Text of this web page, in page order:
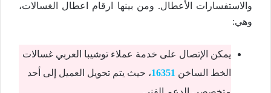
والاستفسارات الأعطال. ومن بينها ارقام اعطال الغسالات،
وهي:
يمكن الإتصال على خدمة عملاء توشيبا العربي غسالات
الخط الساخن 16351، حيث يتم تحويل العميل إلى أحد